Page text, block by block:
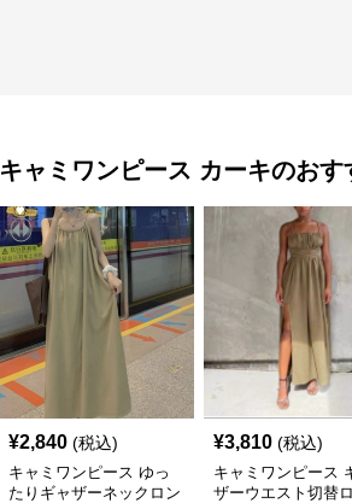
キャミワンピース カーキのおす
¥2,840 (税込)
キャミワンピース ゆっ
たりギャザーネックロン
¥3,810 (税込)
キャミワンピース
ザーウエスト切替